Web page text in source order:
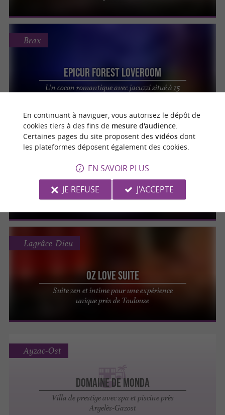
Epicur Forest Loveroom
Un cocon romantique avec jacuzzi situé à 15
Brax
Love Night
Loveroom avec pièce secrète "50 nuances de
Grey" aux portes de Toulouse
Miremont
OZ Love Suite
Suite zen et intime pour une expérience
unique près de Toulouse
Lagrâce-Dieu
Domaine de Monda
Villa de prestige avec spa et piscine près
Argelès-Gazost
Ayzac-Ost
En continuant à naviguer, vous autorisez le dépôt de
cookies tiers à des fins de mesure d'audience.
Certaines pages du site proposent des vidéosdont
les plateformes déposent également des cookies.
EN SAVOIR PLUS
JE REFUSE
J'ACCEPTE